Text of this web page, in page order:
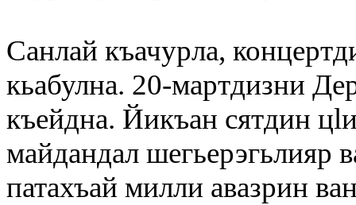
Санлай къачурла,
кьабулна. 20-мартдизни
къейдна. Йикъан сятдин
майдандал шегьерэгьлияр
патахъай милли авазрин